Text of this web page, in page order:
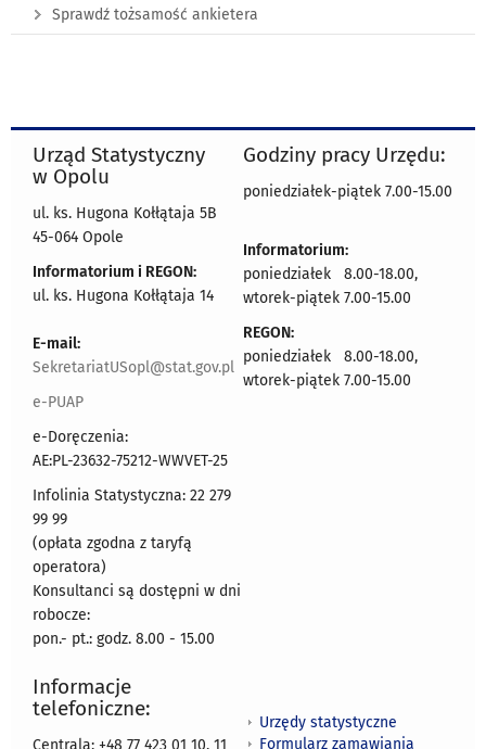
Sprawdź tożsamość ankietera
Urząd Statystyczny
w Opolu
ul. ks. Hugona Kołłątaja 5B
45-064 Opole
Informatorium i REGON:
ul. ks. Hugona Kołłątaja 14
E-mail:
SekretariatUSopl@stat.gov.pl
e-PUAP
e-Doręczenia:
AE:PL-23632-75212-WWVET-25
Infolinia Statystyczna: 22 279
99 99
(opłata zgodna z taryfą
operatora)
Konsultanci są dostępni w dni
robocze:
pon.- pt.: godz. 8.00 - 15.00
Godziny pracy Urzędu:
poniedziałek-piątek 7.00-15.00
Informatorium:
poniedziałek 8.00-18.00,
wtorek-piątek 7.00-15.00
REGON:
poniedziałek 8.00-18.00,
wtorek-piątek 7.00-15.00
Informacje
telefoniczne:
Urzędy statystyczne
Formularz zamawiania